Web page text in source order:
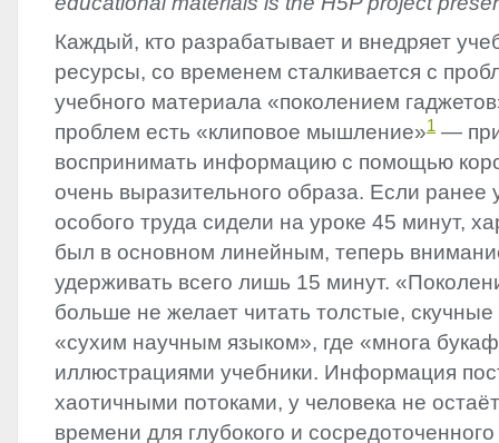
Каждый, кто разрабатывает и внедряет
ресурсы, со временем сталкивается с
учебного материала «поколением
проблем есть «клиповое мышление»1 —
воспринимать информацию с помощью
очень выразительного образа. Если ранее
особого труда сидели на уроке 45 минут,
был в основном линейным, теперь
удерживать всего лишь 15 минут.
больше не желает читать толстые,
«сухим научным языком», где «многа
иллюстрациями учебники. Информация
хаотичными потоками, у человека не
времени для глубокого и